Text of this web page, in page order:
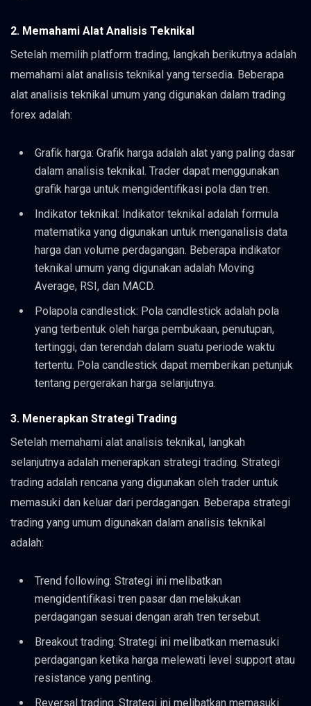
2. Memahami Alat Analisis Teknikal
Setelah memilih platform trading, langkah berikutnya adalah
memahami alat analisis teknikal yang tersedia. Beberapa
alat analisis teknikal umum yang digunakan dalam trading
forex adalah:
Grafik harga: Grafik harga adalah alat yang paling dasar
dalam analisis teknikal. Trader dapat menggunakan
grafik harga untuk mengidentifikasi pola dan tren.
Indikator teknikal: Indikator teknikal adalah formula
matematika yang digunakan untuk menganalisis data
harga dan volume perdagangan. Beberapa indikator
teknikal umum yang digunakan adalah Moving
Average, RSI, dan MACD.
Polapola candlestick: Pola candlestick adalah pola
yang terbentuk oleh harga pembukaan, penutupan,
tertinggi, dan terendah dalam suatu periode waktu
tertentu. Pola candlestick dapat memberikan petunjuk
tentang pergerakan harga selanjutnya.
3. Menerapkan Strategi Trading
Setelah memahami alat analisis teknikal, langkah
selanjutnya adalah menerapkan strategi trading. Strategi
trading adalah rencana yang digunakan oleh trader untuk
memasuki dan keluar dari perdagangan. Beberapa strategi
trading yang umum digunakan dalam analisis teknikal
adalah:
Trend following: Strategi ini melibatkan
mengidentifikasi tren pasar dan melakukan
perdagangan sesuai dengan arah tren tersebut.
Breakout trading: Strategi ini melibatkan memasuki
perdagangan ketika harga melewati level support atau
resistance yang penting.
Reversal trading: Strategi ini melibatkan memasuki